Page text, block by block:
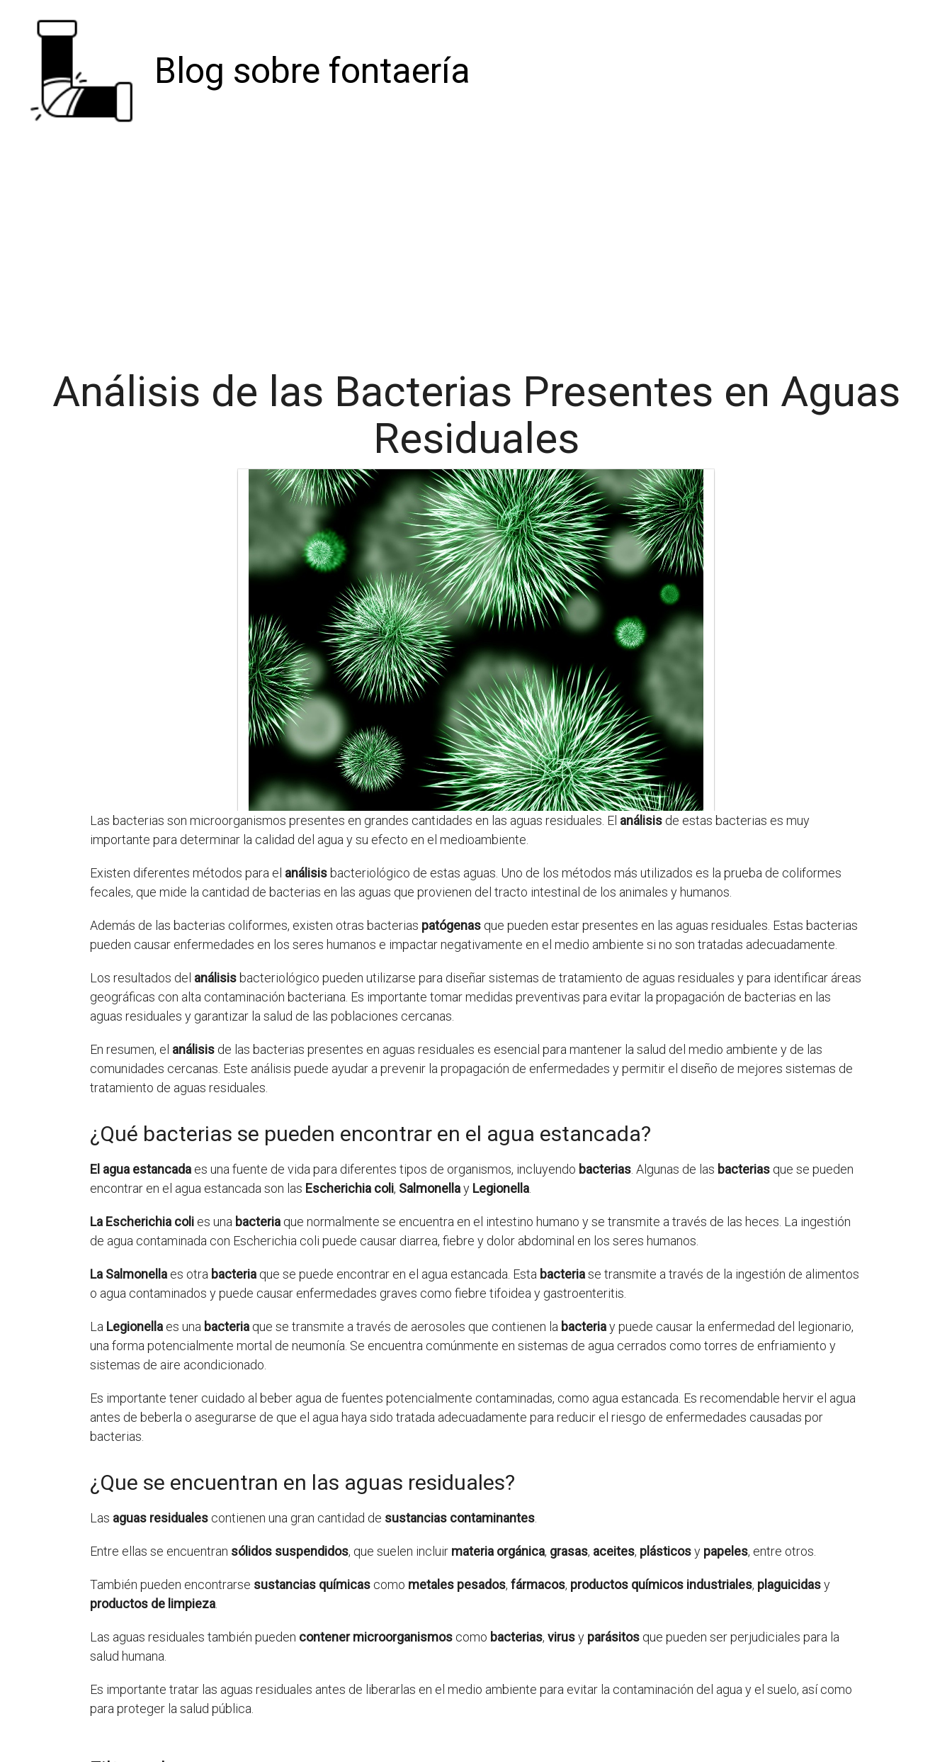
Blog sobre fontaería
Análisis de las Bacterias Presentes en Aguas
Residuales
Las bacterias son microorganismos presentes en grandes cantidades en las aguas residuales. El análisis de estas bacterias es muy
importante para determinar la calidad del agua y su efecto en el medioambiente.
Existen diferentes métodos para el análisisbacteriológico de estas aguas. Uno de los métodos más utilizados es la prueba de coliformes
fecales, que mide la cantidad de bacterias en las aguas que provienen del tracto intestinal de los animales y humanos.
Además de las bacterias coliformes, existen otras bacterias patógenas que pueden estar presentes en las aguas residuales. Estas bacterias
pueden causar enfermedades en los seres humanos e impactar negativamente en el medio ambiente si no son tratadas adecuadamente.
Los resultados del análisisbacteriológico pueden utilizarse para diseñar sistemas de tratamiento de aguas residuales y para identificar áreas
geográficas con alta contaminación bacteriana. Es importante tomar medidas preventivas para evitar la propagación de bacterias en las
aguas residuales y garantizar la salud de las poblaciones cercanas.
En resumen, el análisis de las bacterias presentes en aguas residuales es esencial para mantener la salud del medio ambiente y de las
comunidades cercanas. Este análisis puede ayudar a prevenir la propagación de enfermedades y permitir el diseño de mejores sistemas de
tratamiento de aguas residuales.
¿Qué bacterias se pueden encontrar en el agua estancada?
El agua estancada es una fuente de vida para diferentes tipos de organismos, incluyendo bacterias . Algunas de las bacterias que se pueden
encontrar en el agua estancada son las Escherichia coli, Salmonellay Legionella
La Escherichia coli es una bacteria que normalmente se encuentra en el intestino humano y se transmite a través de las heces. La ingestión
de agua contaminada con Escherichia coli puede causar diarrea, fiebre y dolor abdominal en los seres humanos.
La Salmonella es otra bacteria que se puede encontrar en el agua estancada. Esta bacteriase transmite a través de la ingestión de alimentos
o agua contaminados y puede causar enfermedades graves como fiebre tifoidea y gastroenteritis.
La Legionella es una bacteria que se transmite a través de aerosoles que contienen la bacteriay puede causar la enfermedad del legionario,
una forma potencialmente mortal de neumonía. Se encuentra comúnmente en sistemas de agua cerrados como torres de enfriamiento y
sistemas de aire acondicionado.
Es importante tener cuidado al beber agua de fuentes potencialmente contaminadas, como agua estancada. Es recomendable hervir el agua
antes de beberla o asegurarse de que el agua haya sido tratada adecuadamente para reducir el riesgo de enfermedades causadas por
bacterias.
¿Que se encuentran en las aguas residuales?
Las aguas residuales contienen una gran cantidad de sustancias contaminantes
Entre ellas se encuentran sólidos suspendidos, que suelen incluir materia orgánica, grasas, aceites, plásticosy papeles, entre otros.
También pueden encontrarse sustancias químicas como metales pesados, fármacos, productos químicos industriales, plaguicidasy
productos de limpieza
Las aguas residuales también pueden contener microorganismos como bacterias, virusy parásitos que pueden ser perjudiciales para la
salud humana.
Es importante tratar las aguas residuales antes de liberarlas en el medio ambiente para evitar la contaminación del agua y el suelo, así como
para proteger la salud pública.